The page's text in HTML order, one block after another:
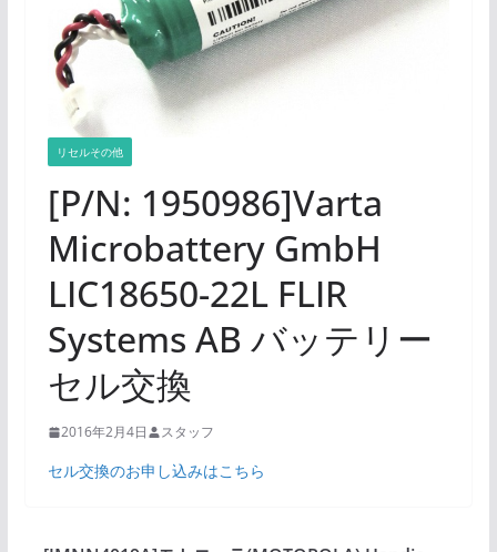
リセルその他
[P/N: 1950986]Varta
Microbattery GmbH
LIC18650-22L FLIR
Systems AB バッテリー
セル交換
2016年2月4日 スタッフ
セル交換のお申し込みはこちら